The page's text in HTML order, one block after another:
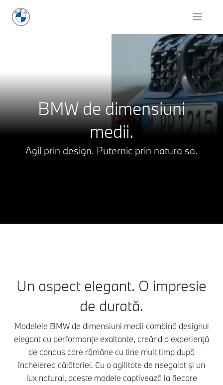
BMW de dimensiuni
medii.
Agil prin design. Puternic prin natura sa.
Solicită o ofertă
Un aspect elegant. O impresie
de durată.
Modelele BMW de dimensiuni medii combină designul
elegant cu performanțe exaltante, creând o experiență
de condus care rămâne cu tine mult timp după
încheierea călătoriei. Cu o agilitate de neegalat și un
lux natural, aceste modele captivează la fiecare